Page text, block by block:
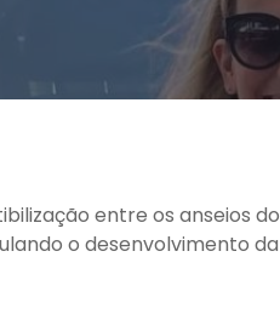
entre os anseios
o desenvolvimento